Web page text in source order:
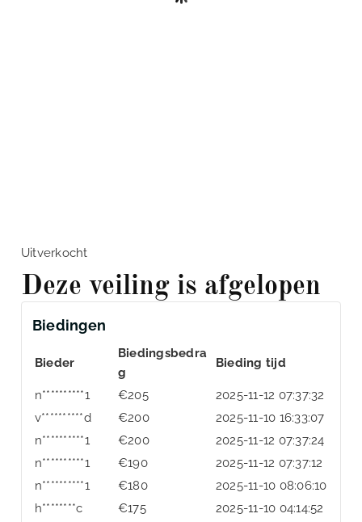
Uitverkocht
Deze veiling is afgelopen
Biedingen
Bieder
Biedingsbedra
g
Bieding tijd
n**********1 €205
2025-11-12 07:37:32
v**********d
€200
2025-11-10 16:33:07
n**********1
€200
2025-11-12 07:37:24
n**********1
€190
2025-11-12 07:37:12
n**********1
€180
2025-11-10 08:06:10
h********c
€175 2025-11-10 04:14:52